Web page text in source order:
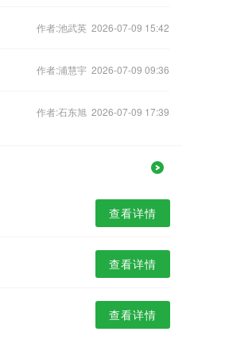
作者:池武英 2026-07-09 15:42
作者:浦慧宇 2026-07-09 09:36
作者:石东旭 2026-07-09 17:39
查看详情
查看详情
查看详情